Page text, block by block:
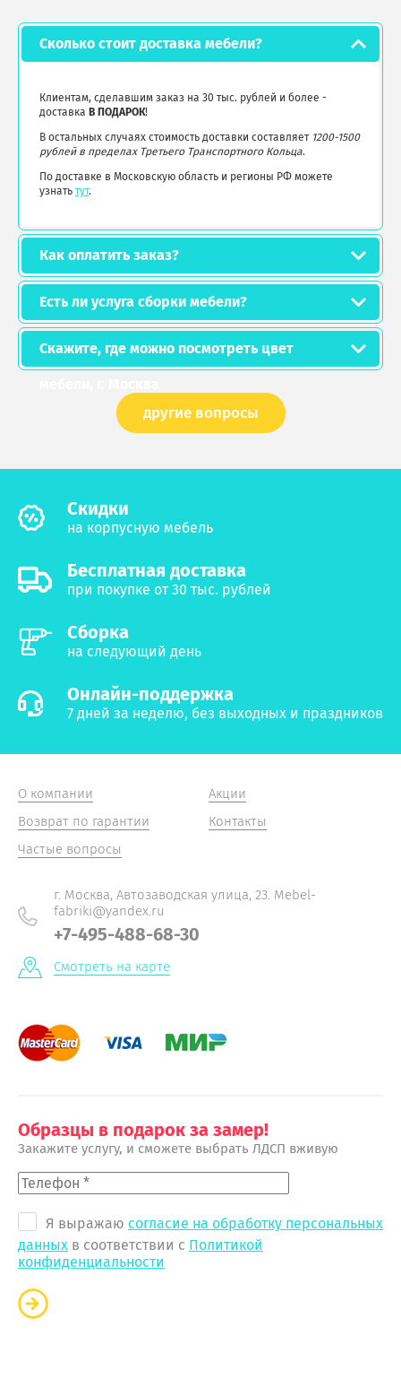
Сколько стоит доставка мебели?
Клиентам, сделавшим заказ на 30 тыс. рублей и более -
доставка В ПОДАРОК!
В остальных случаях стоимость доставки составляет 1200-1500
рублей в пределах Третьего Транспортного Кольца.
По доставке в Московскую область и регионы РФ можете
узнать тут.
Как оплатить заказ?
Есть ли услуга сборки мебели?
Скажите, где можно посмотреть цвет
другие вопросы
Cкидки
на корпусную мебель
Бесплатная доставка
при покупке от 30 тыс. рублей
Сборка
на следующий день
Онлайн-поддержка
7 дней за неделю, без выходных и праздников
О компании
Возврат по гарантии
Частые вопросы
Акции
Контакты
г. Москва, Автозаводская улица, 23. Mebel-
fabriki@yandex.ru
+7-495-488-68-30
Смотреть на карте
Образцы в подарок за замер!
Закажите услугу, и сможете выбрать ЛДСП вживую
Я выражаю согласие на обработку персональных
данных в соответствии с Политикой
конфиденциальности